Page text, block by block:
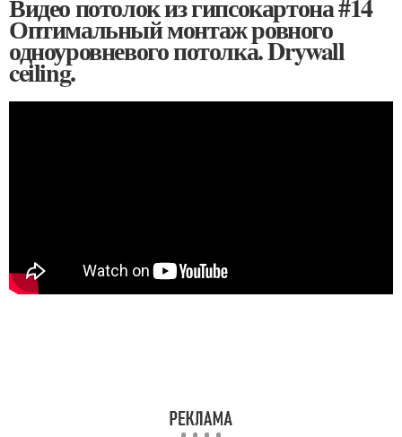
Видео потолок из гипсокартона #14
Оптимальный монтаж ровного
одноуровневого потолка. Drywall
ceiling.